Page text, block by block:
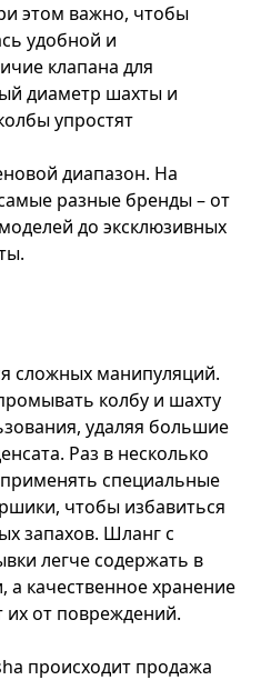
этом важно, чтобы
удобной и
клапана для
диаметр шахты и
упростят
диапазон. На
разные бренды – от
до эксклюзивных
сложных манипуляций.
колбу и шахту
удаляя большие
Раз в несколько
специальные
чтобы избавиться
запахов. Шланг с
легче содержать в
а качественное хранение
их от повреждений.
происходит продажа